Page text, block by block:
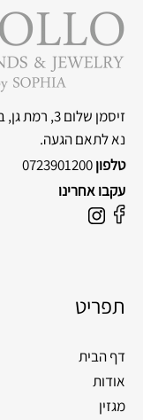
זיסמן שלום 3, רמת גן, בניין מכבי
נא לתאם הגעה.
טלפון0723901200
עקבו אחרינו
F
b
o
k
I
a
r
a
m
תפריט
דף הבית
אודות
מגזין